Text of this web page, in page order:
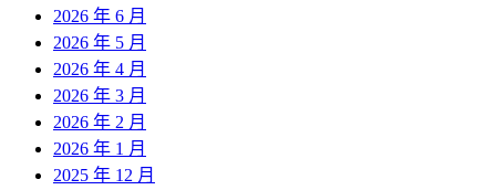
2026 年 6 月
2026 年 5 月
2026 年 4 月
2026 年 3 月
2026 年 2 月
2026 年 1 月
2025 年 12 月